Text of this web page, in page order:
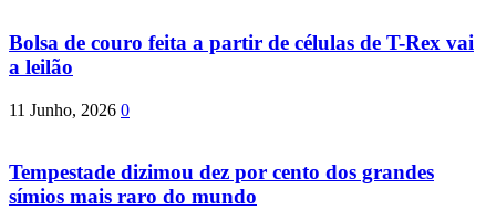
Bolsa de couro feita a partir de células de T-Rex vai
a leilão
11 Junho, 2026 0
Tempestade dizimou dez por cento dos grandes
símios mais raro do mundo